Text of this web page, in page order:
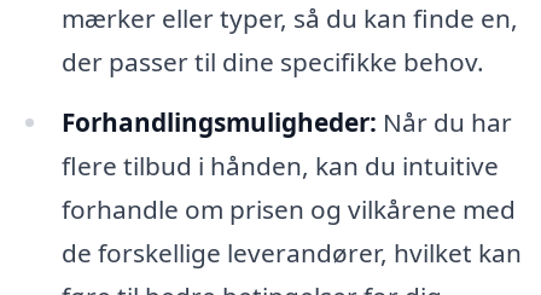
mærker eller typer, så du kan finde en,
der passer til dine specifikke behov.
Forhandlingsmuligheder: Når du har
flere tilbud i hånden, kan du intuitive
forhandle om prisen og vilkårene med
de forskellige leverandører, hvilket kan